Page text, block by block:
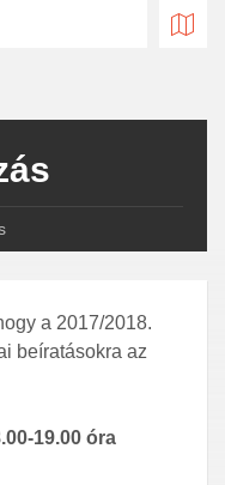
a 2017/2018.
beíratásokra az
19.00 óra